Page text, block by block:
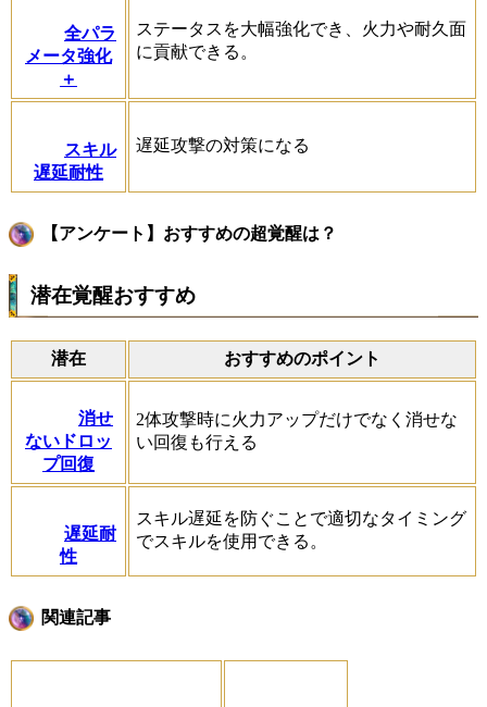
全パラ
メータ強化
＋
ステータスを大幅強化でき、火力や耐久面
に貢献できる。
スキル
遅延耐性
遅延攻撃の対策になる
【アンケート】おすすめの超覚醒は？
潜在覚醒おすすめ
潜在 おすすめのポイント
消せ
ないドロッ
プ回復
2体攻撃時に火力アップだけでなく消せな
い回復も行える
遅延耐
性
スキル遅延を防ぐことで適切なタイミング
でスキルを使用できる。
関連記事